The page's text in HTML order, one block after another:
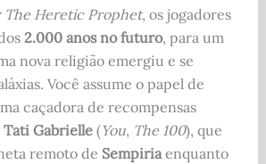
The Heretic Prophet, os jogadores
2.000 anos no futuro, para um
nova religião emergiu e se
Você assume o papel de
caçadora de recompensas
Tati Gabrielle(You, The 100), que
remoto de Sempiriaenquanto